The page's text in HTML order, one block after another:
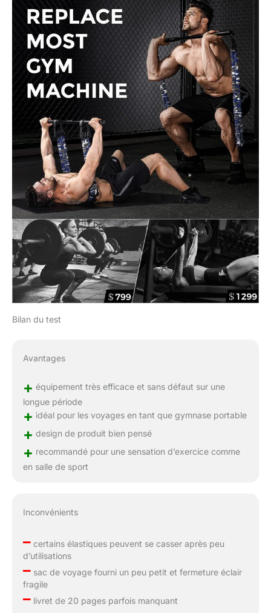
résultats plus rapides et
plus efficaces. Service
client professionnel et
chaîne
d'approvisionnement,
nous fournissons des
liens pour la mise à
niveau et le
remplacement de tous
les accessoires. Tous les
produits sont garantis 1
an, nous nous efforçons
de fournir la meilleure
expérience d'achat et
une expérience
d'utilisation à tous les
clients.
Bilan du test
Avantages
+ équipement très efficace et sans défaut sur une
longue période
+ idéal pour les voyages en tant que gymnase portable
+ design de produit bien pensé
+ recommandé pour une sensation d’exercice comme
en salle de sport
Inconvénients
–certains élastiques peuvent se casser après peu
d’utilisations
–sac de voyage fourni un peu petit et fermeture éclair
fragile
–livret de 20 pages parfois manquant